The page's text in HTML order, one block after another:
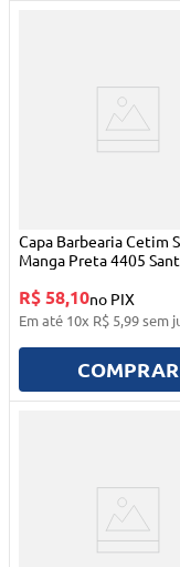
Capa Barbearia Cetim
Manga Preta 4405
R$ 58,10no PIX
Em até 10x R$ 5,99sem
COMPRAR